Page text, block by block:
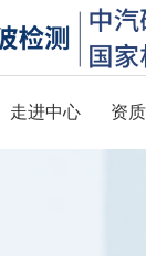
走进中心 资